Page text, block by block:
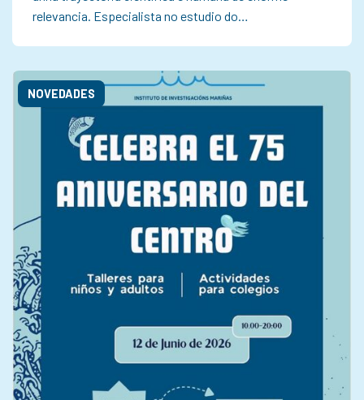
relevancia. Especialista no estudio do…
NOVEDADES